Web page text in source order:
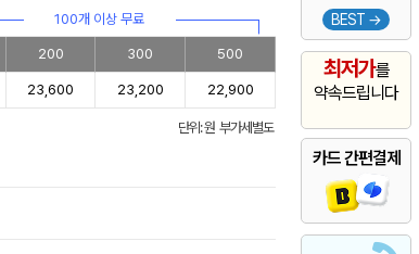
BEST →
최저가를
약속드립니다
카드 간편결제
100개 이상 무료
200 300 500
23,600 23,200 22,900
단위: 원 부가세별도